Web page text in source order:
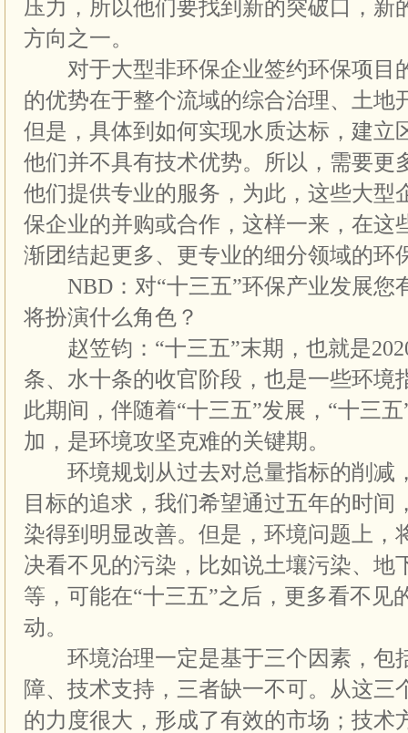
压力，所以他们要找到新的突破口，新
方向之一。
对于大型非环保企业签约环保项目
的优势在于整个流域的综合治理、土地
但是，具体到如何实现水质达标，建立
他们并不具有技术优势。所以，需要更
他们提供专业的服务，为此，这些大型
保企业的并购或合作，这样一来，在这
渐团结起更多、更专业的细分领域的环
NBD：对“十三五”环保产业发展您
将扮演什么角色？
赵笠钧：“十三五”末期，也就是
条、水十条的收官阶段，也是一些环境
此期间，伴随着“十三五”发展，“十三
加，是环境攻坚克难的关键期。
环境规划从过去对总量指标的削减
目标的追求，我们希望通过五年的时间
染得到明显改善。但是，环境问题上，
决看不见的污染，比如说土壤污染、地
等，可能在“十三五”之后，更多看不见
动。
环境治理一定是基于三个因素，包
障、技术支持，三者缺一不可。从这三
的力度很大，形成了有效的市场；技术